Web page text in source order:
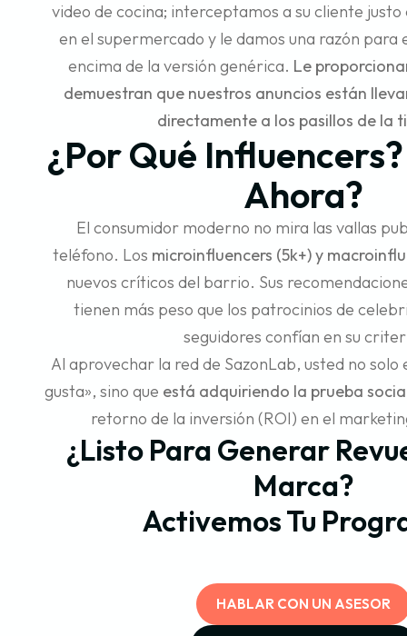
video de cocina; interceptamos a su cliente
en el supermercado y le damos una razón para
encima de la versión genérica. Le
demuestran que nuestros anuncios están
directamente a los pasillos de la
¿Por Qué
Ahora?
El consumidor moderno no mira las vallas
teléfono. Los microinfluencers (5k+) y
nuevos críticos del barrio. Sus
tienen más peso que los patrocinios de
seguidores confían en su
Al aprovechar la red de SazonLab, usted no
gusta», sino que está adquiriendo la prueba
retorno de la inversión (ROI) en el
¿Listo Para Generar
Marca?
Activemos Tu
HABLAR CON UN ASESOR